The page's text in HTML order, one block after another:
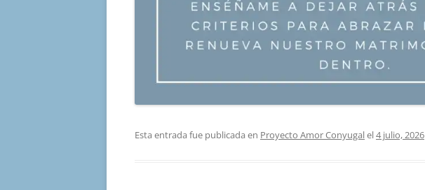
Esta entrada fue publicada en Proyecto Amor Conyugalel4 julio, 2026